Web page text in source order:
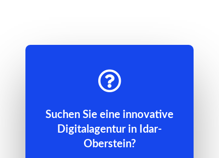

Suchen Sie eine innovative
Digitalagentur in Idar-
Oberstein?